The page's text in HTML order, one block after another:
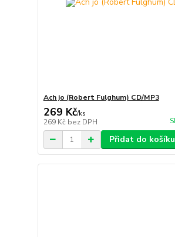
Ach jo (Robert Fulghum) CD/MP3
269 Kč/ks
269 Kč bez DPH
Přidat do košíku